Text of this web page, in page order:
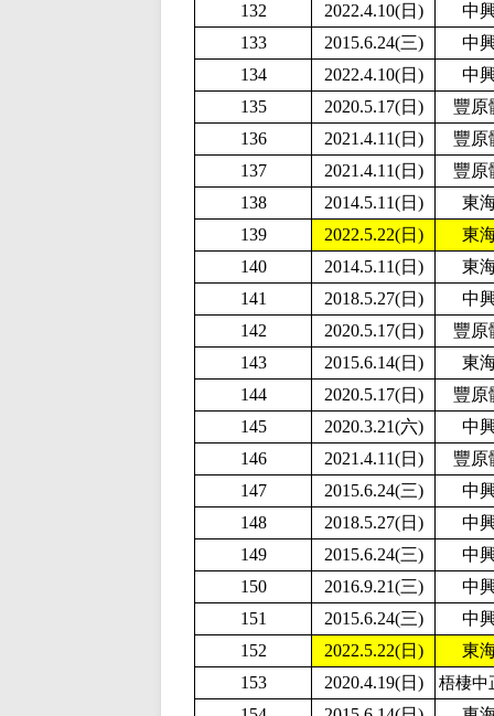
132
2022.4.10(日)
中
133
2015.6.24(三)
中
134
2022.4.10(日)
中
135
2020.5.17(日)
豐原
136
2021.4.11(日)
豐原
137
2021.4.11(日)
豐原
138
2014.5.11(日)
東
139
2022.5.22(日)
東
140
2014.5.11(日)
東
141
2018.5.27(日)
中
142
2020.5.17(日)
豐原
143
2015.6.14(日)
東
144
2020.5.17(日)
豐原
145
2020.3.21(六)
中
146
2021.4.11(日)
豐原
147
2015.6.24(三)
中
148
2018.5.27(日)
中
149
2015.6.24(三)
中
150
2016.9.21(三)
中
151
2015.6.24(三)
中
152
2022.5.22(日)
東
153
2020.4.19(日) 梧棲中